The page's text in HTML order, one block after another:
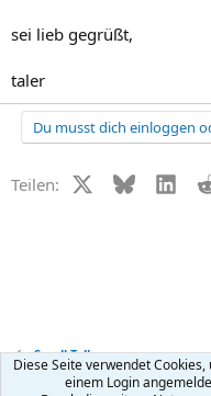
sei lieb gegrüßt,
taler
Du musst dich einloggen
Teilen: X (Twitter)
Bluesky
Small Talk
Diese Seite verwendet
einem Login